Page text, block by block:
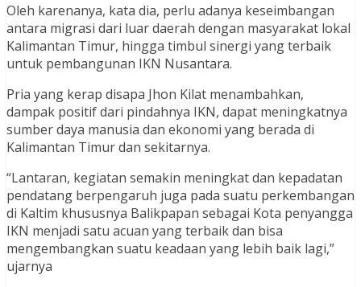
Oleh karenanya, kata dia, perlu adanya keseimbangan
antara migrasi dari luar daerah dengan masyarakat lokal
Kalimantan Timur, hingga timbul sinergi yang terbaik
untuk pembangunan IKN Nusantara.
Pria yang kerap disapa Jhon Kilat menambahkan,
dampak positif dari pindahnya IKN, dapat meningkatnya
sumber daya manusia dan ekonomi yang berada di
Kalimantan Timur dan sekitarnya.
“Lantaran, kegiatan semakin meningkat dan kepadatan
pendatang berpengaruh juga pada suatu perkembangan
di Kaltim khususnya Balikpapan sebagai Kota penyangga
IKN menjadi satu acuan yang terbaik dan bisa
mengembangkan suatu keadaan yang lebih baik lagi,”
ujarnya